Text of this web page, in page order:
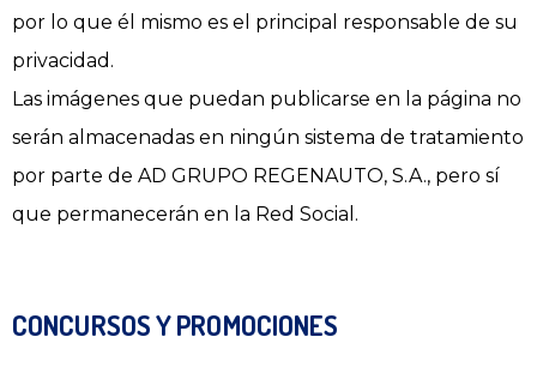
por lo que él mismo es el principal responsable de su
privacidad.
Las imágenes que puedan publicarse en la página no
serán almacenadas en ningún sistema de tratamiento
por parte de AD GRUPO REGENAUTO, S.A., pero sí
que permanecerán en la Red Social.
CONCURSOS Y PROMOCIONES